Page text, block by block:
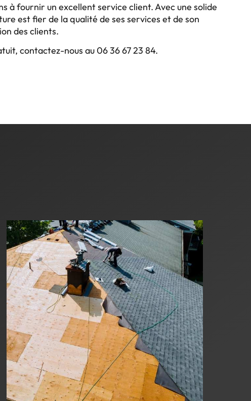
à fournir un excellent service client. Avec une solide
est fier de la qualité de ses services et de son
des clients.
contactez-nous au 06 36 67 23 84.